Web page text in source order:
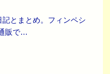
とまとめ。フィンペシ
販で…